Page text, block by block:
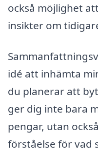
också möjlighet
insikter om
idé att inhämta
du planerar att
ger dig inte bara
pengar, utan
förståelse för vad